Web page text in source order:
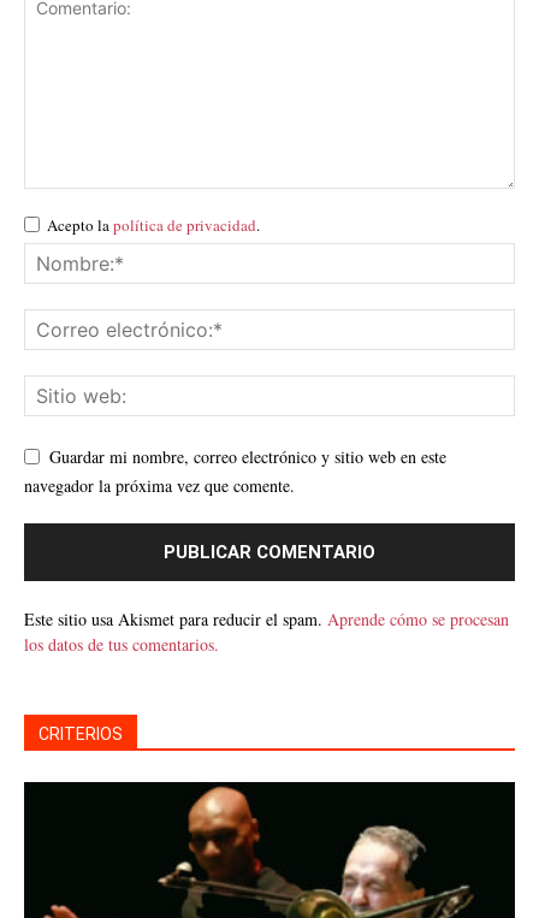
Acepto lapolítica de privacidad.
Guardar mi nombre, correo electrónico y sitio web en este
navegador la próxima vez que comente.
Este sitio usa Akismet para reducir el spam. Aprende cómo se procesan
los datos de tus comentarios.
CRITERIOS